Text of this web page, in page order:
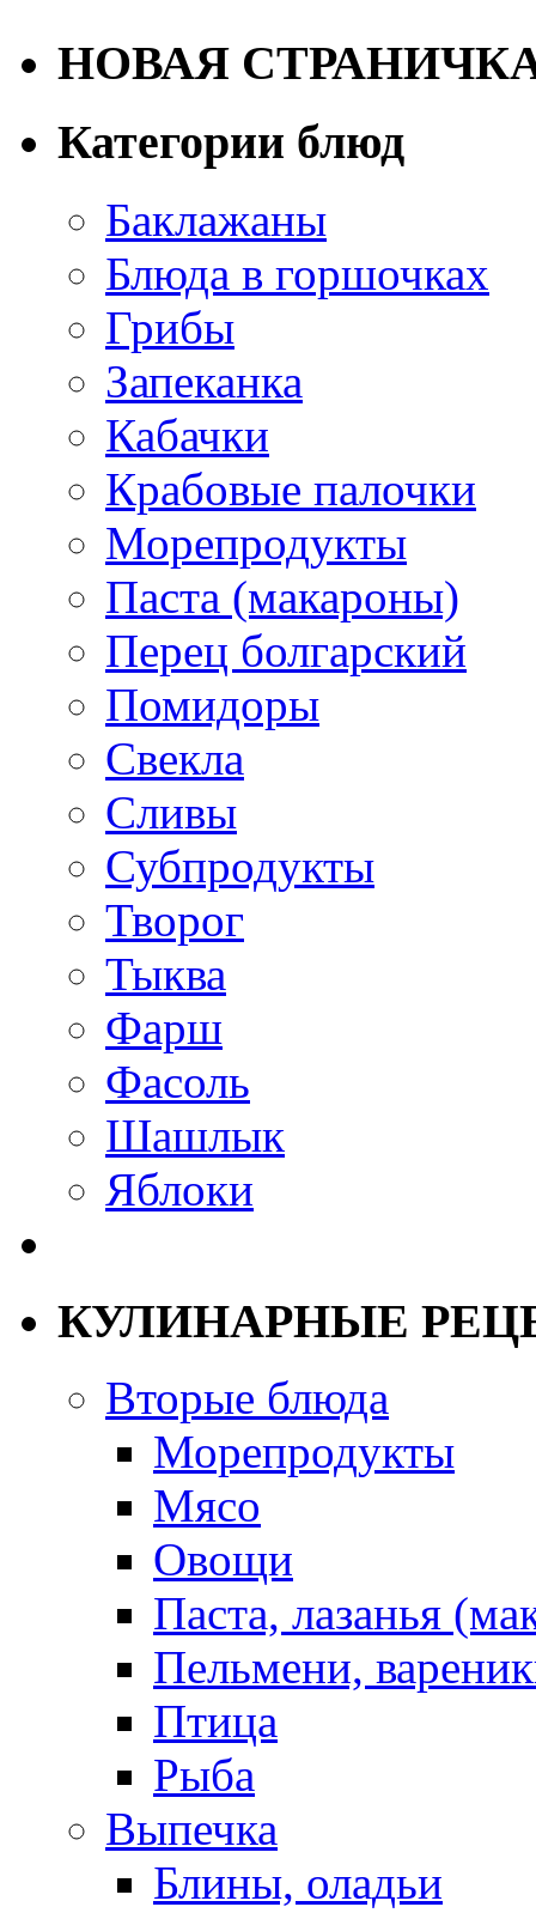
НОВАЯ
Категории блюд
Баклажаны
Блюда в горшочках
Грибы
Запеканка
Кабачки
Крабовые палочки
Морепродукты
Паста (макароны)
Перец болгарский
Помидоры
Свекла
Сливы
Субпродукты
Творог
Тыква
Фарш
Фасоль
Шашлык
Яблоки
КУЛИНАРНЫЕ
Вторые блюда
Морепродукты
Мясо
Овощи
Паста, лазанья
Пельмени,
Птица
Рыба
Выпечка
Блины, оладьи